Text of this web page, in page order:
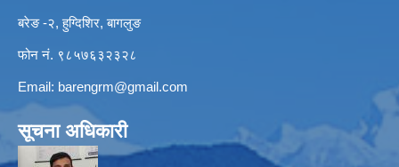
बरेङ -२, हुग्दिशिर, बागलुङ
फोन नं. ९८५७६३२३२८
Email: barengrm@gmail.com
सूचना अधिकारी